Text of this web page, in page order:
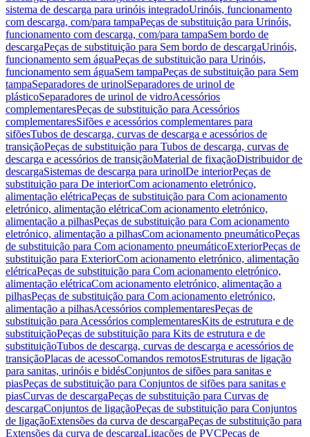
sistema de descarga para urinóis integradoUrinóis, funcionamento
com descarga, com/para tampaPeças de substituição para Urinóis,
funcionamento com descarga, com/para tampaSem bordo de
descargaPeças de substituição para Sem bordo de descargaUrinóis,
funcionamento sem águaPeças de substituição para Urinóis,
funcionamento sem águaSem tampaPeças de substituição para Sem
tampaSeparadores de urinolSeparadores de urinol de
plásticoSeparadores de urinol de vidroAcessórios
complementaresPeças de substituição para Acessórios
complementaresSifões e acessórios complementares para
sifõesTubos de descarga, curvas de descarga e acessórios de
transiçãoPeças de substituição para Tubos de descarga, curvas de
descarga e acessórios de transiçãoMaterial de fixaçãoDistribuidor de
descargaSistemas de descarga para urinolDe interiorPeças de
substituição para De interiorCom acionamento eletrónico,
alimentação elétricaPeças de substituição para Com acionamento
eletrónico, alimentação elétricaCom acionamento eletrónico,
alimentação a pilhasPeças de substituição para Com acionamento
eletrónico, alimentação a pilhasCom acionamento pneumáticoPeças
de substituição para Com acionamento pneumáticoExteriorPeças de
substituição para ExteriorCom acionamento eletrónico, alimentação
elétricaPeças de substituição para Com acionamento eletrónico,
alimentação elétricaCom acionamento eletrónico, alimentação a
pilhasPeças de substituição para Com acionamento eletrónico,
alimentação a pilhasAcessórios complementaresPeças de
substituição para Acessórios complementaresKits de estrutura e de
substituiçãoPeças de substituição para Kits de estrutura e de
substituiçãoTubos de descarga, curvas de descarga e acessórios de
transiçãoPlacas de acessoComandos remotosEstruturas de ligação
para sanitas, urinóis e bidésConjuntos de sifões para sanitas e
piasPeças de substituição para Conjuntos de sifões para sanitas e
piasCurvas de descargaPeças de substituição para Curvas de
descargaConjuntos de ligaçãoPeças de substituição para Conjuntos
de ligaçãoExtensões da curva de descargaPeças de substituição para
Extensões da curva de descargaLigações de PVCPeças de